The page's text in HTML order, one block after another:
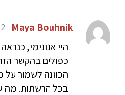
Maya Bouhnik
12
היי אנונימי,
כפולים בהקשר
הכוונה לשמור על
בכל הרשתות. מה